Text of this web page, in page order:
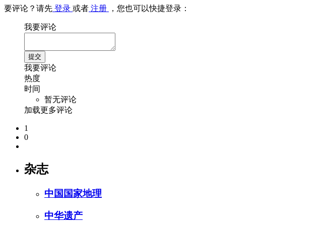
要评论？请先 登录 或者 注册 ，您也可以快捷登录：
我要评论
我要评论
热度
时间
暂无评论
加载更多评论
1
0
杂志
中国国家地理
中华遗产